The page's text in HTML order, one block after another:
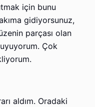
için bunu
gidiyorsunuz,
parçası olan
Çok
aldım. Oradaki